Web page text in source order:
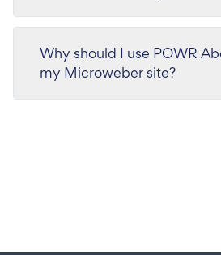
Why should I use POWR
my Microweber site?